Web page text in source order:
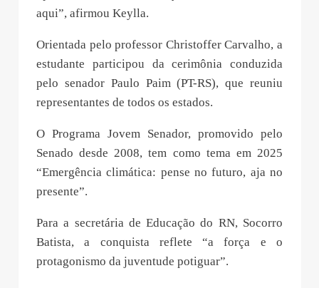
aqui”, afirmou Keylla.
Orientada pelo professor Christoffer Carvalho, a
estudante participou da cerimônia conduzida
pelo senador Paulo Paim (PT-RS), que reuniu
representantes de todos os estados.
O Programa Jovem Senador, promovido pelo
Senado desde 2008, tem como tema em 2025
“Emergência climática: pense no futuro, aja no
presente”.
Para a secretária de Educação do RN, Socorro
Batista, a conquista reflete “a força e o
protagonismo da juventude potiguar”.